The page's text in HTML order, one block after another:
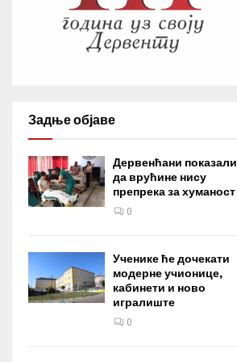
Задње објаве
Дервенћани показали
да врућине нису
препрека за хуманост
0
Ученике ће дочекати
модерне учионице,
кабинети и ново
игралиште
0